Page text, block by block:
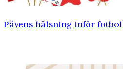
Påvens hälsning inför